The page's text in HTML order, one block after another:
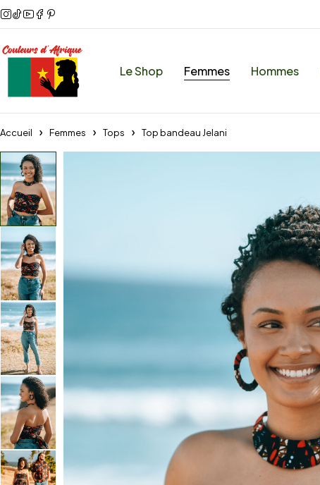
Le Shop Femmes Hommes
Accueil Femmes Tops Top bandeau Jelani